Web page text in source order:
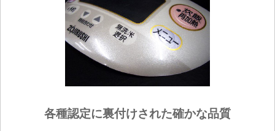
各種認定に裏付けされた確かな品質